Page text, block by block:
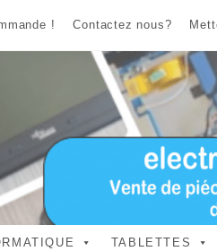
! Contactez nous?
TABLETTES